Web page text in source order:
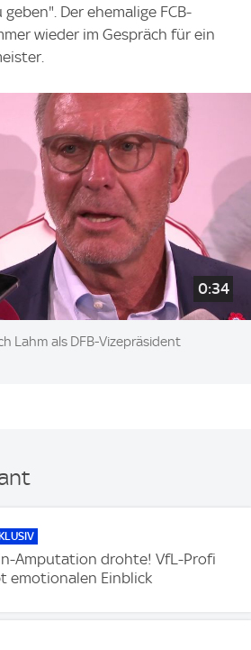
Der ehemalige FCB-
wieder im Gespräch für ein
0:34
Lahm als DFB-Vizepräsident
Amputation drohte! VfL-Profi
emotionalen Einblick